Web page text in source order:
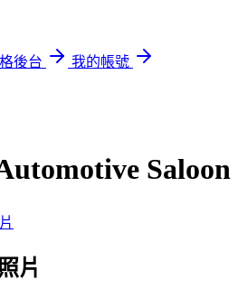
後台
我的帳號
Saloon
片